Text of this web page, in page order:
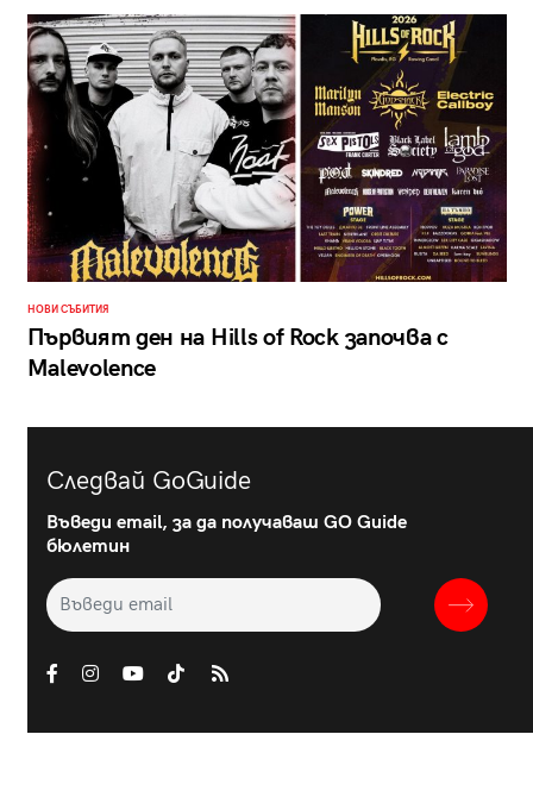
НОВИ СЪБИТИЯ
Първият ден на Hills of Rock започва с
Malevolence
Следвай GoGuide
Въведи email, за да получаваш GO Guide
бюлетин